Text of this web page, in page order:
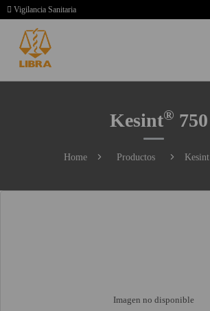
Vigilancia Sanitaria
Kesint® 750
Home Productos Kesint
Imagen no disponible